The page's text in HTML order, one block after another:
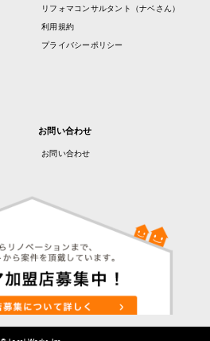
リフォマコンサルタント（ナベさん）
利用規約
プライバシーポリシー
お問い合わせ
お問い合わせ